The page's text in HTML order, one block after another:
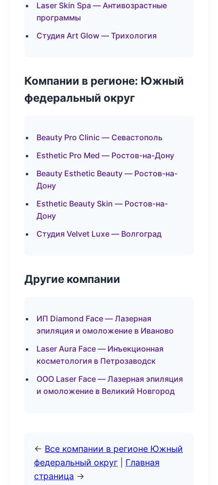
Laser Skin Spa — Антивозрастные
программы
Студия Art Glow — Трихология
Компании в регионе: Южный
федеральный округ
Beauty Pro Clinic — Севастополь
Esthetic Pro Med — Ростов-на-Дону
Beauty Esthetic Beauty — Ростов-на-
Дону
Esthetic Beauty Skin — Ростов-на-
Дону
Студия Velvet Luxe — Волгоград
Другие компании
ИП Diamond Face — Лазерная
эпиляция и омоложение в Иваново
Laser Aura Face — Инъекционная
косметология в Петрозаводск
ООО Laser Face — Лазерная эпиляция
и омоложение в Великий Новгород
← Все компании в регионе Южный
федеральный округ
Главная
страница →